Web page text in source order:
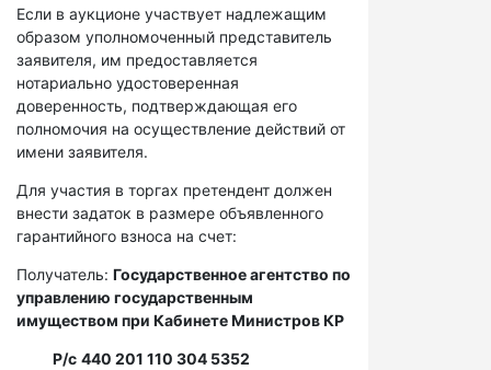
Если в аукционе участвует надлежащим
образом уполномоченный представитель
заявителя, им предоставляется
нотариально удостоверенная
доверенность, подтверждающая его
полномочия на осуществление действий от
имени заявителя.
Для участия в торгах претендент должен
внести задаток в размере объявленного
гарантийного взноса на счет:
Получатель: Государственное агентство по
управлению государственным
имуществом при Кабинете Министров КР
Р/с 440 201 110 304 5352